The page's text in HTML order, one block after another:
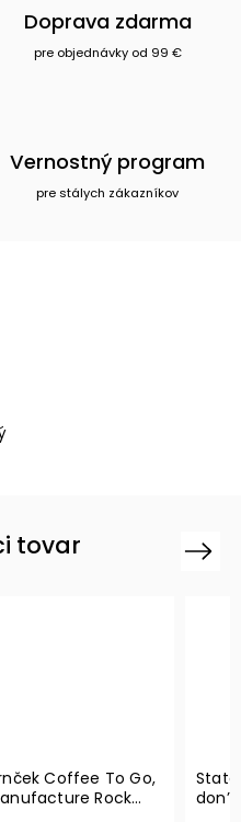
Doprava zdarma
pre objednávky od 99 €
Vernostný program
pre stálych zákazníkov
tovar
Coffee To Go,
Rock
Next